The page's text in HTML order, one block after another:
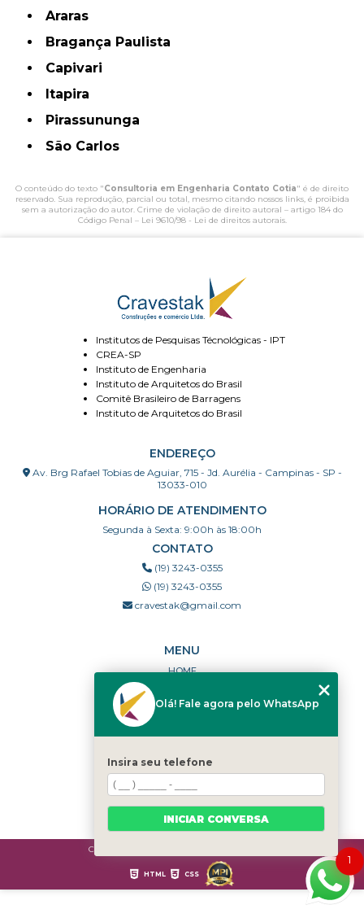
Araras
Bragança Paulista
Capivari
Itapira
Pirassununga
São Carlos
O conteúdo do texto "Consultoria em Engenharia Contato Cotia" é de direito
reservado. Sua reprodução, parcial ou total, mesmo citando nossos links, é proibida
sem a autorização do autor. Crime de violação de direito autoral – artigo 184 do
Código Penal – Lei 9610/98 - Lei de direitos autorais.
Institutos de Pesquisas Técnológicas - IPT
CREA-SP
Instituto de Engenharia
Instituto de Arquitetos do Brasil
Comitê Brasileiro de Barragens
Instituto de Arquitetos do Brasil
ENDEREÇO
Av. Brg Rafael Tobias de Aguiar, 715 - Jd. Aurélia - Campinas - SP -
13033-010
HORÁRIO DE ATENDIMENTO
Segunda à Sexta: 9:00h às 18:00h
CONTATO
(19) 3243-0355
(19) 3243-0355
cravestak@gmail.com
MENU
HOME
PORTFÓLIO
DÚVIDAS FREQUENTES
CATEGORIAS
MAPA DO SITE
Copyright © Cravestak. (Lei 9610 de 19/02/1998)
HTML CSS
1
Olá! Fale agora pelo WhatsApp
Insira seu telefone
INICIAR CONVERSA